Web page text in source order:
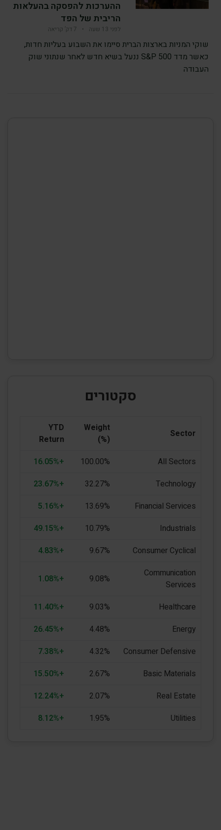
ההערכות להפסקה בהעלאות
הריבית של הפד
לפני 13 שעה • 7 דק’ קריאה
שוקי המניות בארצות הברית סיימו את השבוע בעליות חדות,
כאשר מדד S&P 500 ננעל בשיא חדש לאחר שנתוני שוק
העבודה
סקטורים
Sector
Weight
(%)
YTD
Return
All Sectors
100.00%
+16.05%
Technology
32.27%
+23.67%
Financial Services
13.69%
+5.16%
Industrials
10.79%
+49.15%
Consumer Cyclical
9.67%
+4.83%
Communication
Services
9.08%
+1.08%
Healthcare
9.03%
+11.40%
Energy
4.48%
+26.45%
Consumer Defensive
4.32%
+7.38%
Basic Materials
2.67%
+15.50%
Real Estate
2.07%
+12.24%
Utilities
1.95%
+8.12%